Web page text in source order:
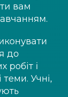
вам
до
робіт і
Учні,